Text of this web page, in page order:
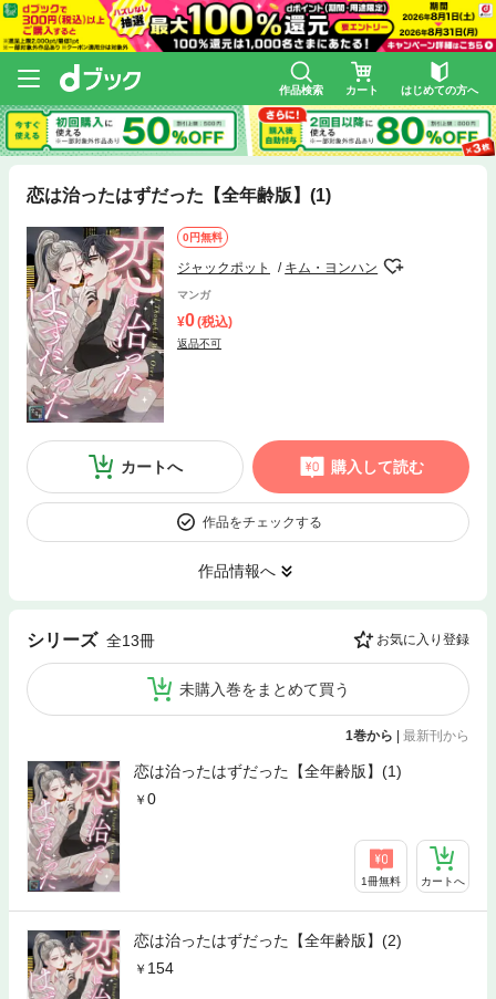
作品検索 カート はじめての方へ
恋は治ったはずだった【全年齢版】(1)
0円無料
ジャックポット キム・ヨンハン
マンガ
0(税込)
返品不可
カートへ 購入して読む
作品をチェックする
作品情報へ
シリーズ 全13冊 お気に入り登録
未購入巻をまとめて買う
1巻から | 最新刊から
恋は治ったはずだった【全年齢版】(1)
0
1冊無料 カートへ
恋は治ったはずだった【全年齢版】(2)
154